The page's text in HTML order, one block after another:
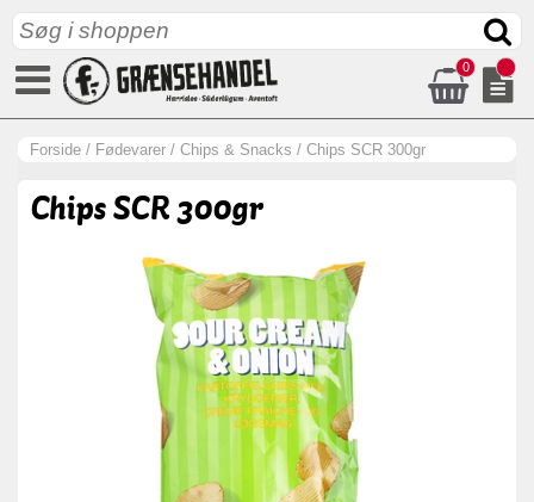
0
Forside / Fødevarer / Chips & Snacks / Chips SCR 300gr
Chips SCR 300gr